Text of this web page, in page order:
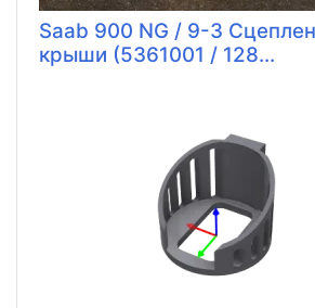
Saab 900 NG / 9-3
крыши (5361001 / 128...